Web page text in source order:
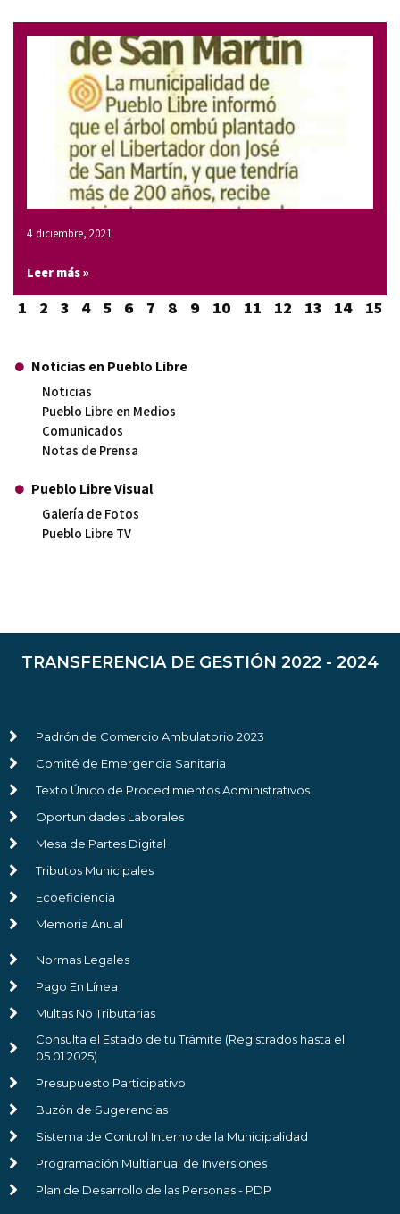
4 diciembre, 2021
Leer más »
1 2 3 4 5 6 7 8 9 10 11 12 13 14 15
Noticias en Pueblo Libre
Noticias
Pueblo Libre en Medios
Comunicados
Notas de Prensa
Pueblo Libre Visual
Galería de Fotos
Pueblo Libre TV
TRANSFERENCIA DE GESTIÓN 2022 - 2024
Padrón de Comercio Ambulatorio 2023
Comité de Emergencia Sanitaria
Texto Único de Procedimientos Administrativos
Oportunidades Laborales
Mesa de Partes Digital
Tributos Municipales
Ecoeficiencia
Memoria Anual
Normas Legales
Pago En Línea
Multas No Tributarias
Consulta el Estado de tu Trámite (Registrados hasta el
05.01.2025)
Presupuesto Participativo
Buzón de Sugerencias
Sistema de Control Interno de la Municipalidad
Programación Multianual de Inversiones
Plan de Desarrollo de las Personas - PDP